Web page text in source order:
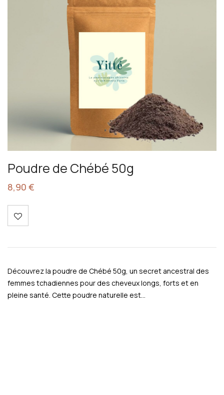
Poudre de Chébé 50g
8,90 €
Découvrez la poudre de Chébé 50g, un secret ancestral des
femmes tchadiennes pour des cheveux longs, forts et en
pleine santé. Cette poudre naturelle est…